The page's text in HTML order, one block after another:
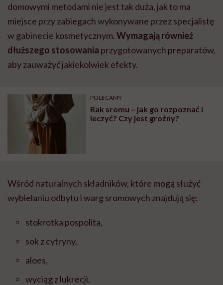
domowymi metodami nie jest tak duża, jak to ma
miejsce przy zabiegach wykonywane przez specjalistę
w gabinecie kosmetycznym.Wymagają również
dłuższego stosowania przygotowanych preparatów,
aby zauważyć jakiekolwiek efekty.
POLECAMY
Rak sromu – jak go rozpoznać i
leczyć? Czy jest groźny?
Wśród naturalnych składników, które mogą służyć
wybielaniu odbytu i warg sromowych znajdują się:
stokrotka pospolita,
sok z cytryny,
aloes,
wyciąg z lukrecji,